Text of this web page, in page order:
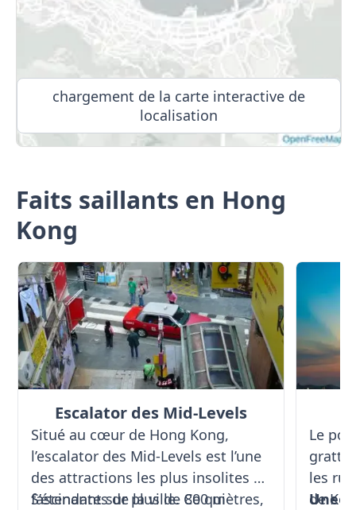
chargement de la carte interactive de
localisation
Faits saillants en Hong
Kong
Escalator des Mid-Levels
Situé au cœur de Hong Kong,
l’escalator des Mid-Levels est l’une
des attractions les plus insolites et
fascinantes de la ville. Ce qui
S’étendant sur plus de 800 mètres,
Le
les
de
Une